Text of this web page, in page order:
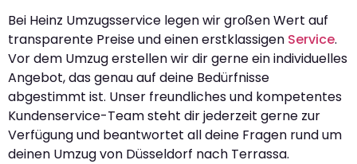
Bei Heinz Umzugsservice legen wir großen Wert auf
transparente Preise und einen erstklassigen Service.
Vor dem Umzug erstellen wir dir gerne ein individuelles
Angebot, das genau auf deine Bedürfnisse
abgestimmt ist. Unser freundliches und kompetentes
Kundenservice-Team steht dir jederzeit gerne zur
Verfügung und beantwortet all deine Fragen rund um
deinen Umzug von Düsseldorf nach Terrassa.